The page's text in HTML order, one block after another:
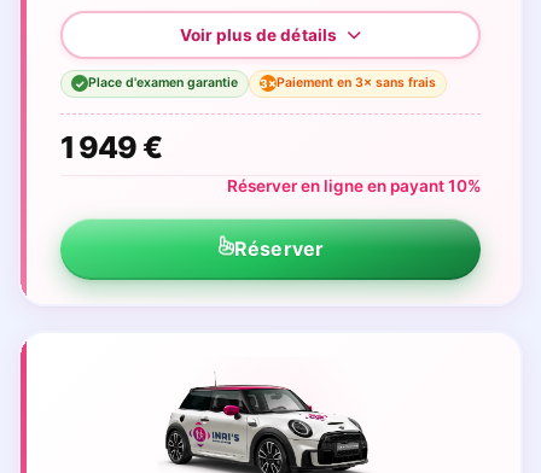
✓ Place d'examen garantie 3×Paiement en 3× sans frais
1 949 €
Réserver en ligne en payant 10%
Réserver